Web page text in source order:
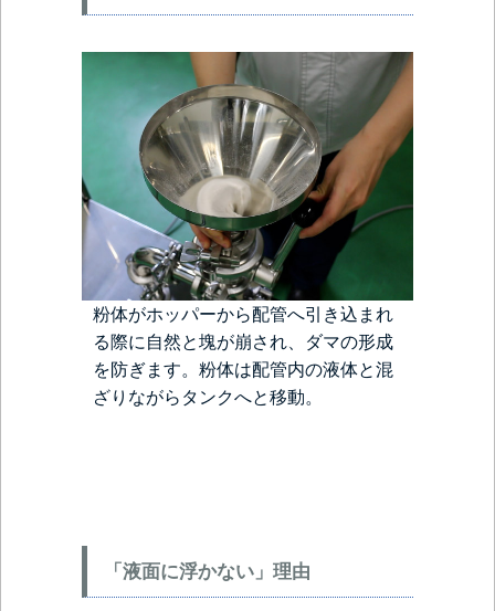
粉体がホッパーから配管へ引き込まれ
る際に自然と塊が崩され、ダマの形成
を防ぎます。粉体は配管内の液体と混
ざりながらタンクへと移動。
「液面に浮かない」理由